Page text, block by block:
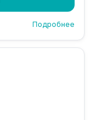
Подробнее